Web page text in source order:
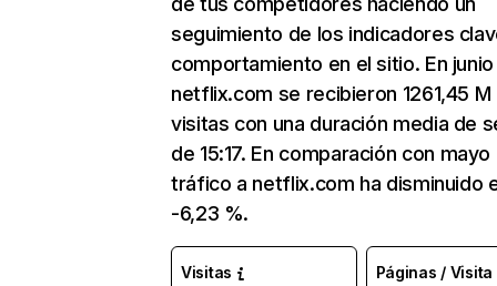
seguimiento de los indicadores
comportamiento en el sitio. En junio
netflix.com se recibieron 1261,45 M
visitas con una duración media de
de 15:17. En comparación con mayo
tráfico a netflix.com ha disminuido
-6,23 %.
Visitas Páginas / Visita